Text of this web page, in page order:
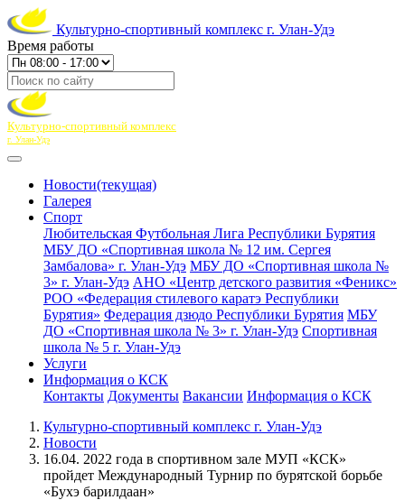
Культурно-спортивный комплекс г. Улан-Удэ
Время работы
Культурно-спортивный комплекс
г. Улан-Удэ
Новости(текущая)
Галерея
Спорт
Любительская Футбольная Лига Республики Бурятия
МБУ ДО «Спортивная школа № 12 им. Сергея
Замбалова» г. Улан-Удэ МБУ ДО «Спортивная школа №
3» г. Улан-Удэ АНО «Центр детского развития «Феникс»
РОО «Федерация стилевого каратэ Республики
Бурятия» Федерация дзюдо Республики Бурятия МБУ
ДО «Спортивная школа № 3» г. Улан-Удэ Спортивная
школа № 5 г. Улан-Удэ
Услуги
Информация о КСК
Контакты Документы Вакансии Информация о КСК
Культурно-спортивный комплекс г. Улан-Удэ
Новости
16.04. 2022 года в спортивном зале МУП «КСК»
пройдет Международный Турнир по бурятской борьбе
«Бухэ барилдаан»